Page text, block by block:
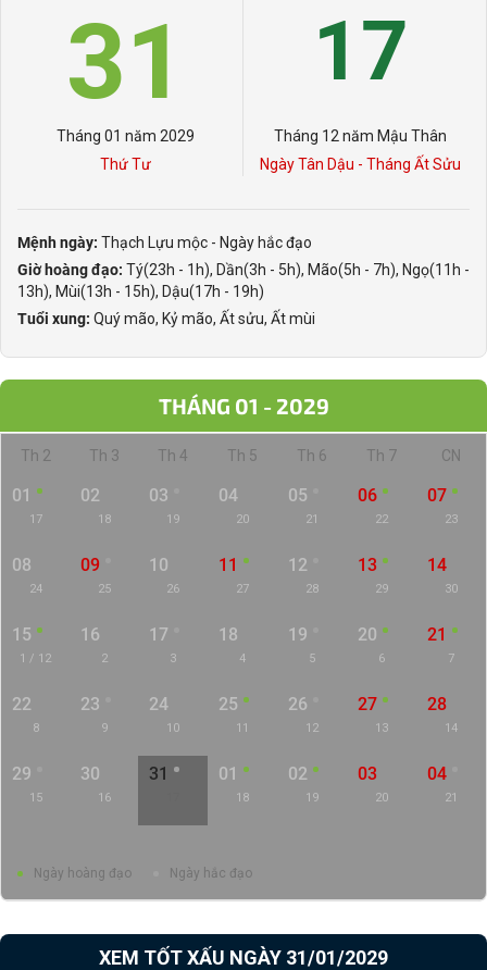
31
Tháng 01 năm 2029
Thứ Tư
17
Tháng 12 năm Mậu Thân
Ngày Tân Dậu - Tháng Ất Sửu
Mệnh ngày: Thạch Lựu mộc - Ngày hắc đạo
Giờ hoàng đạo: Tý(23h - 1h), Dần(3h - 5h), Mão(5h - 7h), Ngọ(11h -
13h), Mùi(13h - 15h), Dậu(17h - 19h)
Tuổi xung: Quý mão, Kỷ mão, Ất sửu, Ất mùi
THÁNG 01 - 2029
Th 2 Th 3 Th 4 Th 5 Th 6 Th 7 CN
01
17
02
18
03
19
04
20
05
21
06
22
07
23
08
24
09
25
10
26
11
27
12
28
13
29
14
30
15
1 / 12
16
2
17
3
18
4
19
5
20
6
21
7
22
8
23
9
24
10
25
11
26
12
27
13
28
14
29
15
30
16
31 01
18
02
19
03
20
04
21
Ngày hoàng đạo Ngày hắc đạo
XEM TỐT XẤU NGÀY 31/01/2029